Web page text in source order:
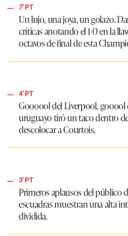
7' PT
Un lujo, una joya, un golazo.
críticas anotando el 1-0 en la
octavos de final de esta
4' PT
Goooool del Liverpool, gooool
uruguayo tiró un taco dentro
descolocar a Courtois,
3' PT
Primeros aplausos del público
escuadras muestran una alta
dividida.